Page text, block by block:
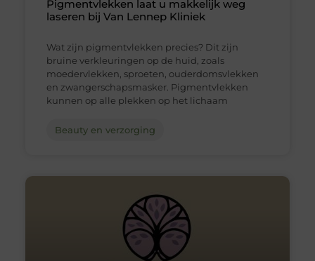
Pigmentvlekken laat u makkelijk weg
laseren bij Van Lennep Kliniek
Wat zijn pigmentvlekken precies? Dit zijn
bruine verkleuringen op de huid, zoals
moedervlekken, sproeten, ouderdomsvlekken
en zwangerschapsmasker. Pigmentvlekken
kunnen op alle plekken op het lichaam
Beauty en verzorging